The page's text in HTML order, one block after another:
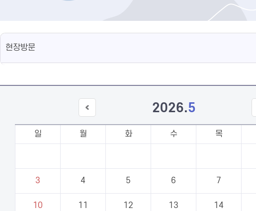
현장방문
2026.5
달
일 월 화 수 목
3 4 5 6 7
10 11 12 13 14